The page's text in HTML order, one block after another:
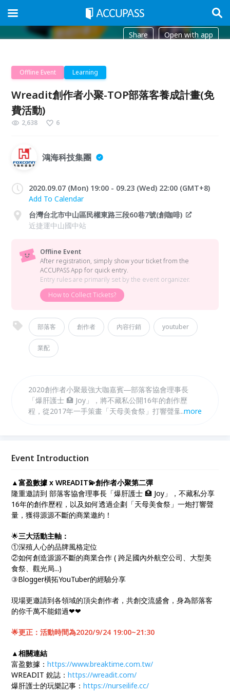
Share Open with app
Offline Event Learning
Wreadit創作者小聚-TOP部落客養成計畫(免
費活動)
2,638 6
鴻海科技集團
2020.09.07 (Mon) 19:00 - 09.23 (Wed) 22:00 (GMT+8)
Add To Calendar
台灣台北市中山區民權東路三段60巷7號(創咖啡)
近捷運中山國中站
Offline Event
After registration, simply show your ticket from the
ACCUPASS App for quick entry.
Entry rules are primarily set by the event organizer.
How to Collect Tickets?
部落客 創作者 內容行銷 youtuber
業配
2020創作者小聚最強大咖嘉賓―部落客協會理事長
「爆肝護士 🏥 Joy」，將不藏私公開16年的創作歷
程，從2017年一手策畫「天母美食祭」打響聲量，創
...more
Event Introduction
▲富盈數據 x WREADIT💫創作者小聚第二彈
隆重邀請到 部落客協會理事長「爆肝護士 🏥 Joy」，不藏私分享
16年的創作歷程，以及如何透過企劃「天母美食祭」一炮打響聲
量，獲得源源不斷的商業邀約！
🌟三大活動主軸：
①深殖人心的品牌風格定位
②如何創造源源不斷的商業合作 ( 跨足國內外航空公司、大型美
食祭、觀光局...)
③Blogger橫拓YouTuber的經驗分享
現場更邀請到各領域的頂尖創作者，共創交流盛會，身為部落客
的你千萬不能錯過❤❤
🌟更正：活動時間為2020/9/24 19:00~21:30
▲相關連結
富盈數據：https://www.breaktime.com.tw/
WREADIT 銳誌：https://wreadit.com/
爆肝護士的玩樂記事：https://nurseilife.cc/